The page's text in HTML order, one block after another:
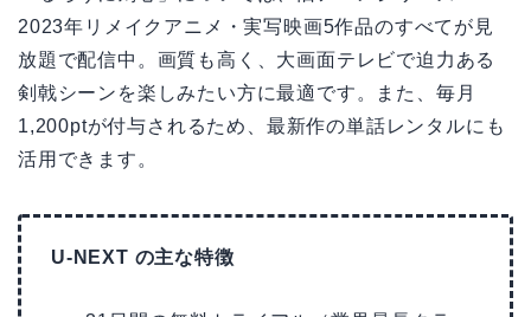
2023年リメイクアニメ・実写映画5作品のすべてが見
放題で配信中。画質も高く、大画面テレビで迫力ある
剣戟シーンを楽しみたい方に最適です。また、毎月
1,200ptが付与されるため、最新作の単話レンタルにも
活用できます。
U-NEXT の主な特徴